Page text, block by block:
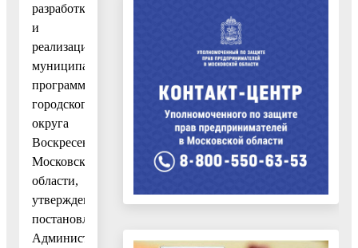
разработки
и
реализации
муниципальных
программ
городского
округа
Воскресенск
Московской
области,
утвержденным
постановлением
Администрации